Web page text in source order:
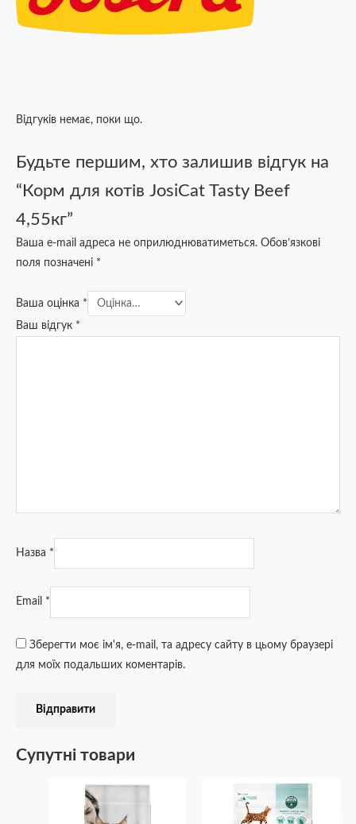
Відгуків немає, поки що.
Будьте першим, хто залишив відгук на
“Корм для котів JosiCat Tasty Beef
4,55кг”
Ваша e-mail адреса не оприлюднюватиметься. Обов’язкові
поля позначені *
Ваша оцінка *
Ваш відгук *
Назва *
Email *
Зберегти моє ім'я, e-mail, та адресу сайту в цьому браузері
для моїх подальших коментарів.
Супутні товари